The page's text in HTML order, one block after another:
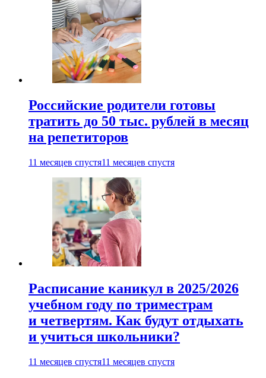
Российские родители готовы
тратить до 50 тыс. рублей в месяц
на репетиторов
11 месяцев спустя11 месяцев спустя
Расписание каникул в 2025/2026
учебном году по триместрам
и четвертям. Как будут отдыхать
и учиться школьники?
11 месяцев спустя11 месяцев спустя